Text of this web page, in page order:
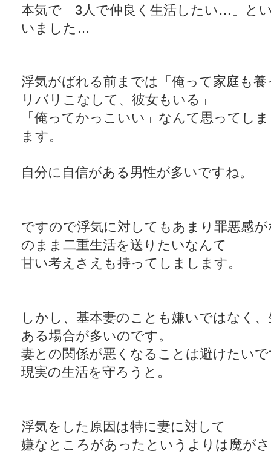
本気で「3人で仲良く生活したい…」と
いました…
浮気がばれる前までは「俺って家庭も
リバリこなして、彼女もいる」
「俺ってかっこいい」なんて思ってし
ます。
自分に自信がある男性が多いですね。
ですので浮気に対してもあまり罪悪感
のまま二重生活を送りたいなんて
甘い考えさえも持ってしまします。
しかし、基本妻のことも嫌いではなく
ある場合が多いのです。
妻との関係が悪くなることは避けたい
現実の生活を守ろうと。
浮気をした原因は特に妻に対して
嫌なところがあったというよりは魔が